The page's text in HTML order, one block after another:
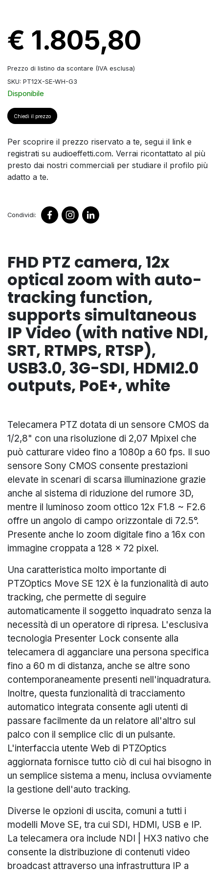
€ 1.805,80
Prezzo di listino da scontare (IVA esclusa)
SKU: PT12X-SE-WH-G3
Disponibile
Chiedi il prezzo
Per scoprire il prezzo riservato a te, segui il link e
registrati su audioeffetti.com. Verrai ricontattato al più
presto dai nostri commerciali per studiare il profilo più
adatto a te.
Condividi:
FHD PTZ camera, 12x
optical zoom with auto-
tracking function,
supports simultaneous
IP Video (with native NDI,
SRT, RTMPS, RTSP),
USB3.0, 3G-SDI, HDMI2.0
outputs, PoE+, white
Telecamera PTZ dotata di un sensore CMOS da
1/2,8" con una risoluzione di 2,07 Mpixel che
può catturare video fino a 1080p a 60 fps. Il suo
sensore Sony CMOS consente prestazioni
elevate in scenari di scarsa illuminazione grazie
anche al sistema di riduzione del rumore 3D,
mentre il luminoso zoom ottico 12x F1.8 ~ F2.6
offre un angolo di campo orizzontale di 72.5°.
Presente anche lo zoom digitale fino a 16x con
immagine croppata a 128 x 72 pixel.
Una caratteristica molto importante di
PTZOptics Move SE 12X è la funzionalità di auto
tracking, che permette di seguire
automaticamente il soggetto inquadrato senza la
necessità di un operatore di ripresa. L'esclusiva
tecnologia Presenter Lock consente alla
telecamera di agganciare una persona specifica
fino a 60 m di distanza, anche se altre sono
contemporaneamente presenti nell'inquadratura.
Inoltre, questa funzionalità di tracciamento
automatico integrata consente agli utenti di
passare facilmente da un relatore all'altro sul
palco con il semplice clic di un pulsante.
L'interfaccia utente Web di PTZOptics
aggiornata fornisce tutto ciò di cui hai bisogno in
un semplice sistema a menu, inclusa ovviamente
la gestione dell'auto tracking.
Diverse le opzioni di uscita, comuni a tutti i
modelli Move SE, tra cui SDI, HDMI, USB e IP.
La telecamera ora include NDI | HX3 nativo che
consente la distribuzione di contenuti video
broadcast attraverso una infrastruttura IP a